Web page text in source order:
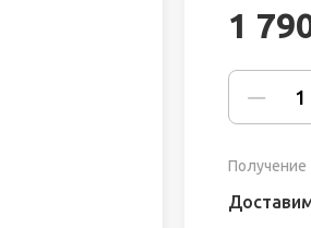
1
Получение